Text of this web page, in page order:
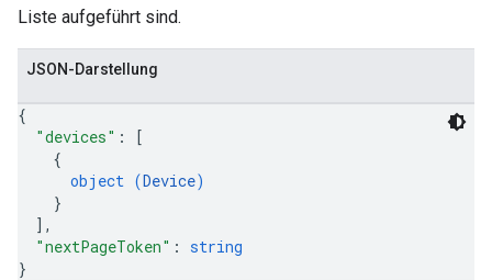
Liste aufgeführt sind.
JSON-Darstellung
{
"devices" :
[
{
object (Device)
}
] ,
"nextPageToken" : string
}